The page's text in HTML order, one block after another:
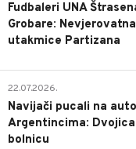
Fudbaleri UNA
Grobare:
utakmice Partizana
22.07.2026.
Navijači pucali na
Argentincima:
bolnicu